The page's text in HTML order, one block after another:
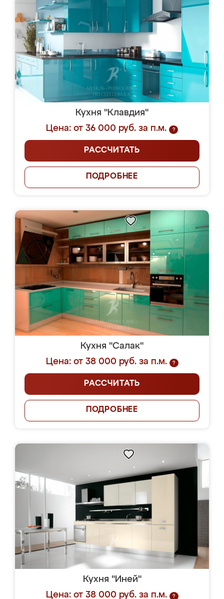
Кухня "Клавдия"
Цена: от 36 000 руб. за п.м.
?
РАССЧИТАТЬ
ПОДРОБНЕЕ
Кухня "Салак"
Цена: от 38 000 руб. за п.м.
?
РАССЧИТАТЬ
ПОДРОБНЕЕ
Кухня "Иней"
Цена: от 38 000 руб. за п.м.
?